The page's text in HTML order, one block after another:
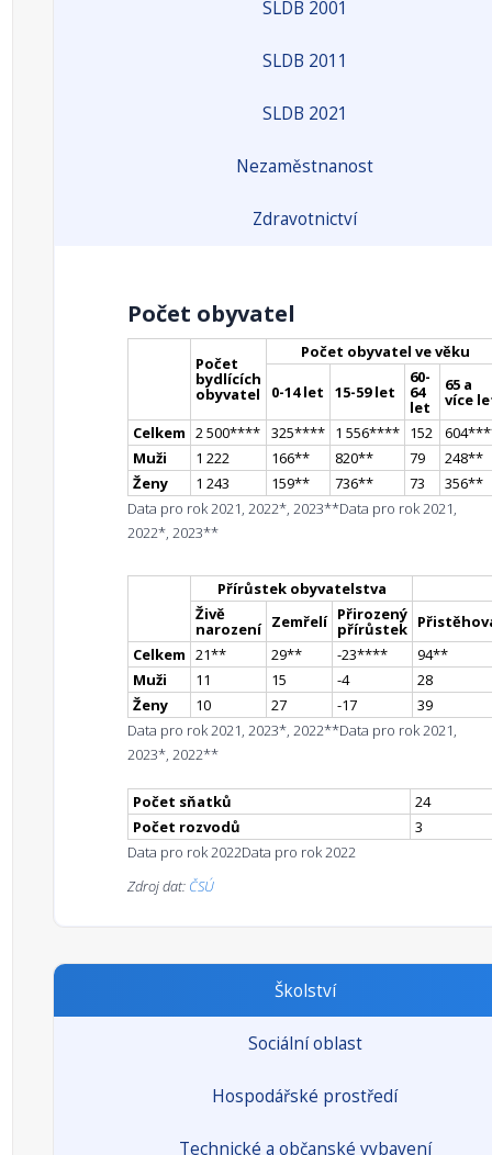
SLDB 2001
SLDB 2011
SLDB 2021
Nezaměstnanost
Zdravotnictví
Počet obyvatel
Počet
bydlících
obyvatel
Počet obyvatel ve věku
0-14 let 15-59 let
60-
64
let
65 a
více
Celkem 2 500**** 325**** 1 556**** 152 604**
Muži
1 222 166** 820** 79 248**
Ženy
1 243 159** 736** 73 356**
Data pro rok 2021, 2022*, 2023**Data pro rok 2021,
2022*, 2023**
Přírůstek obyvatelstva
Živě
narození Zemřelí Přirozený
přírůstek
Celkem 21** 29** -23**** 94**
Muži
11 15 -4
28
Ženy
10 27 -17
39
Data pro rok 2021, 2023*, 2022**Data pro rok 2021,
2023*, 2022**
Počet sňatků
24
Počet rozvodů
3
Data pro rok 2022Data pro rok 2022
Zdroj dat: ČSÚ
Školství
Sociální oblast
Hospodářské prostředí
Technické a občanské vybavení